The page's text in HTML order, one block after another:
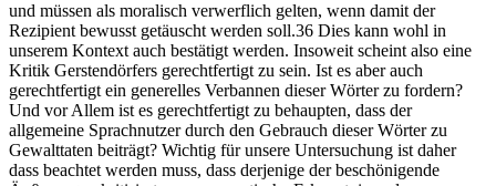
und müssen als moralisch verwerflich gelten, wenn damit der
Rezipient bewusst getäuscht werden soll.36 Dies kann wohl in
unserem Kontext auch bestätigt werden. Insoweit scheint also eine
Kritik Gerstendörfers gerechtfertigt zu sein. Ist es aber auch
gerechtfertigt ein generelles Verbannen dieser Wörter zu fordern?
Und vor Allem ist es gerechtfertigt zu behaupten, dass der
allgemeine Sprachnutzer durch den Gebrauch dieser Wörter zu
Gewalttaten beiträgt? Wichtig für unsere Untersuchung ist daher
dass beachtet werden muss, dass derjenige der beschönigende